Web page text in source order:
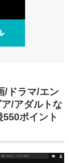
/ドラマ/エン
/アダルトな
ポイント